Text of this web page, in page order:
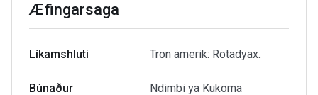
Æfingarsaga
Líkamshluti Tron amerik: Rotadyax.
Búnaður Ndimbi ya Kukoma